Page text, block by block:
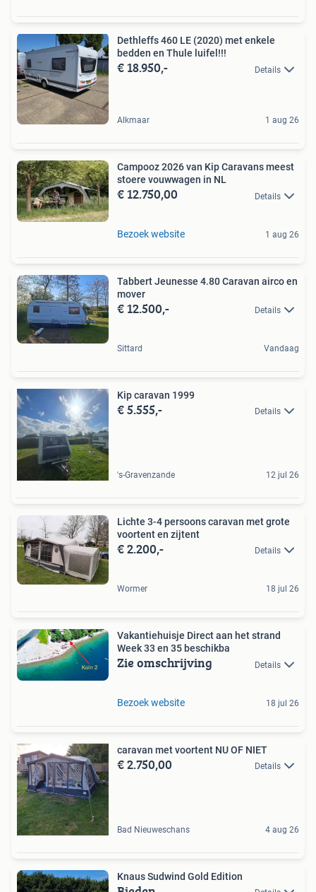
Dethleffs 460 LE (2020) met enkele
bedden en Thule luifel!!!
€ 18.950,- Details
Alkmaar 1 aug 26
Campooz 2026 van Kip Caravans meest
stoere vouwwagen in NL
€ 12.750,00 Details
Bezoek website 1 aug 26
Tabbert Jeunesse 4.80 Caravan airco en
mover
€ 12.500,- Details
Sittard Vandaag
Kip caravan 1999
€ 5.555,- Details
's-Gravenzande 12 jul 26
Lichte 3-4 persoons caravan met grote
voortent en zijtent
€ 2.200,- Details
Wormer 18 jul 26
Vakantiehuisje Direct aan het strand
Week 33 en 35 beschikba
Zie omschrijving Details
Bezoek website 18 jul 26
caravan met voortent NU OF NIET
€ 2.750,00 Details
Bad Nieuweschans 4 aug 26
Knaus Sudwind Gold Edition